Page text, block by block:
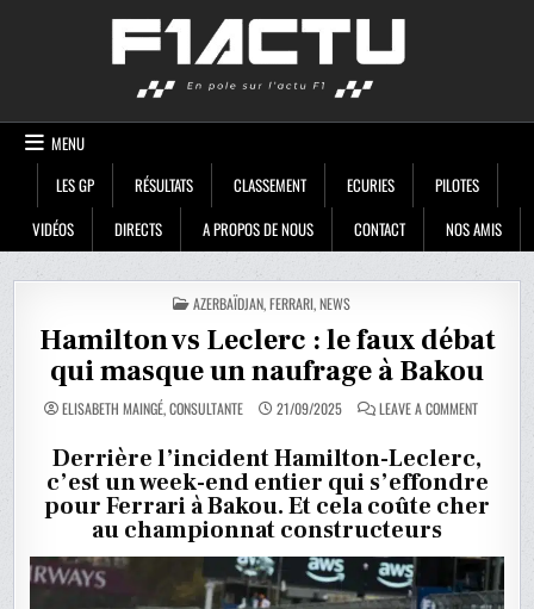
MENU
LES GP
RÉSULTATS CLASSEMENT ECURIES
PILOTES
VIDÉOS
DIRECTS A PROPOS DE NOUS CONTACT NOS AMIS
POSTED
IN
AZERBAÏDJAN,FERRARI,NEWS
Hamilton vs Leclerc : le faux débat
qui masque un naufrage à Bakou
ELISABETH MAINGÉ, CONSULTANTE 21/09/2025 LEAVE A COMMENTON
:
LE
FAUX
DÉBAT
NAUFRAGE
À
BAKOU
Derrière l’incident Hamilton-Leclerc,
c’est un week-end entier qui s’effondre
pour Ferrari à Bakou. Et cela coûte cher
au championnat constructeurs